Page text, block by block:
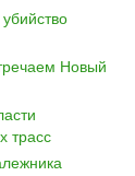
Новый
трасс